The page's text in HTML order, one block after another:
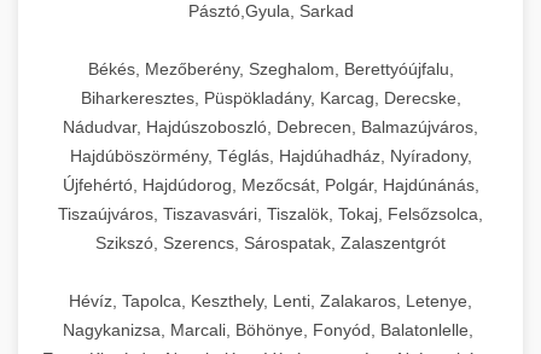
Pásztó,Gyula, Sarkad
Békés, Mezőberény, Szeghalom, Berettyóújfalu,
Biharkeresztes, Püspökladány, Karcag, Derecske,
Nádudvar, Hajdúszoboszló, Debrecen, Balmazújváros,
Hajdúböszörmény, Téglás, Hajdúhadház, Nyíradony,
Újfehértó, Hajdúdorog, Mezőcsát, Polgár, Hajdúnánás,
Tiszaújváros, Tiszavasvári, Tiszalök, Tokaj, Felsőzsolca,
Szikszó, Szerencs, Sárospatak, Zalaszentgrót
Hévíz, Tapolca, Keszthely, Lenti, Zalakaros, Letenye,
Nagykanizsa, Marcali, Böhönye, Fonyód, Balatonlelle,